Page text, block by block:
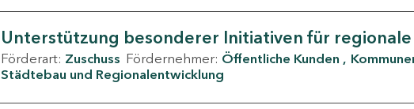
Unterstützung besonderer Initiativen für
Förderart: Zuschuss Fördernehmer: Öffentliche Kunden
Städtebau und Regionalentwicklung